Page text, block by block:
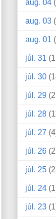
aug. 04
aug. 03
aug. 01
júl. 31
júl. 30
júl. 29
júl. 28
júl. 27
júl. 26
júl. 25
júl. 24
júl. 23